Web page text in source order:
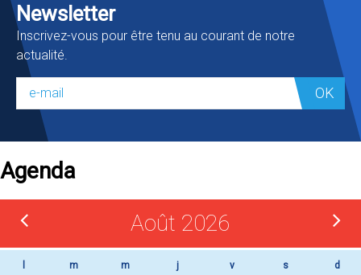
Newsletter
Inscrivez-vous pour être tenu au courant de notre
actualité.
OK
Agenda
Août 2026
m m j v s d